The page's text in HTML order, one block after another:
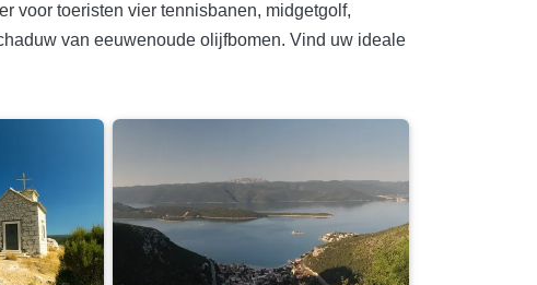
voor toeristen vier tennisbanen, midgetgolf,
van eeuwenoude olijfbomen. Vind uw ideale